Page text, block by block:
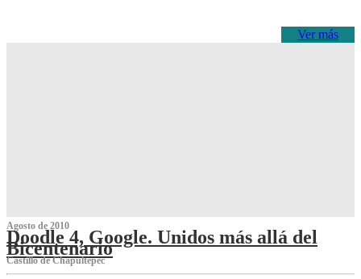
Ver más
Agosto de 2010
Doodle 4, Google. Unidos más allá del
Bicentenario
Castillo de Chapultepec